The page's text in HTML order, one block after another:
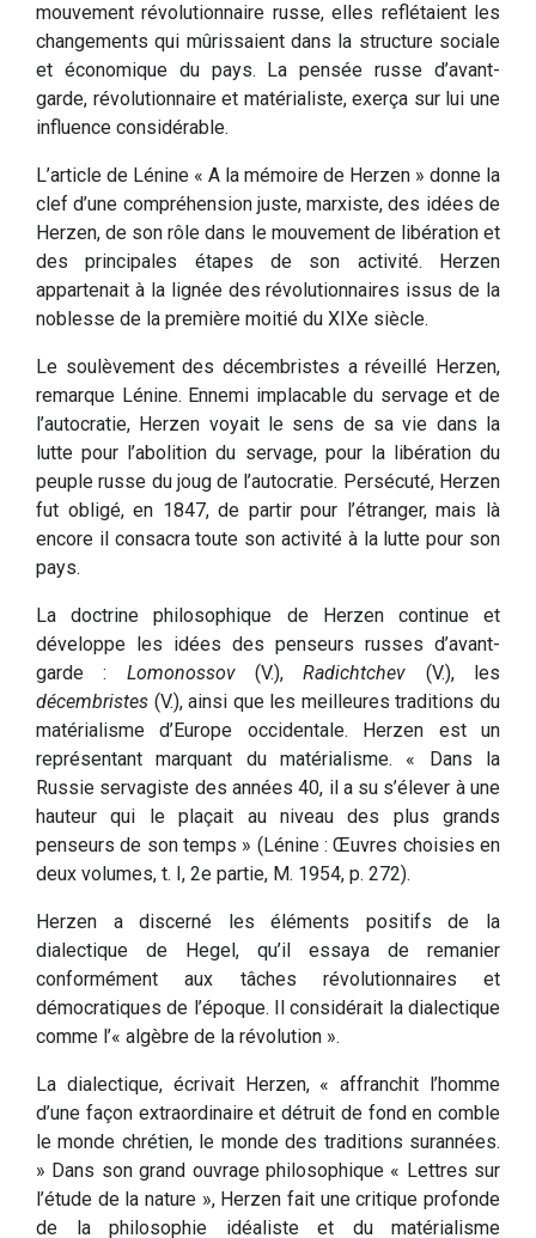
mouvement révolutionnaire russe, elles reflétaient les
changements qui mûrissaient dans la structure sociale
et économique du pays. La pensée russe d’avant-
garde, révolutionnaire et matérialiste, exerça sur lui une
influence considérable.
L’article de Lénine « A la mémoire de Herzen » donne la
clef d’une compréhension juste, marxiste, des idées de
Herzen, de son rôle dans le mouvement de libération et
des principales étapes de son activité. Herzen
appartenait à la lignée des révolutionnaires issus de la
noblesse de la première moitié du XIXe siècle.
Le soulèvement des décembristes a réveillé Herzen,
remarque Lénine. Ennemi implacable du servage et de
l’autocratie, Herzen voyait le sens de sa vie dans la
lutte pour l’abolition du servage, pour la libération du
peuple russe du joug de l’autocratie. Persécuté, Herzen
fut obligé, en 1847, de partir pour l’étranger, mais là
encore il consacra toute son activité à la lutte pour son
pays.
La doctrine philosophique de Herzen continue et
développe les idées des penseurs russes d’avant-
garde : Lomonossov(V.),Radichtchev (V.), les
décembristes (V.), ainsi que les meilleures traditions du
matérialisme d’Europe occidentale. Herzen est un
représentant marquant du matérialisme. « Dans la
Russie servagiste des années 40, il a su s’élever à une
hauteur qui le plaçait au niveau des plus grands
penseurs de son temps » (Lénine : Œuvres choisies en
deux volumes, t. I, 2e partie, M. 1954, p. 272).
Herzen a discerné les éléments positifs de la
dialectique de Hegel, qu’il essaya de remanier
conformément aux tâches révolutionnaires et
démocratiques de l’époque. Il considérait la dialectique
comme l’« algèbre de la révolution ».
La dialectique, écrivait Herzen, « affranchit l’homme
d’une façon extraordinaire et détruit de fond en comble
le monde chrétien, le monde des traditions surannées.
» Dans son grand ouvrage philosophique « Lettres sur
l’étude de la nature », Herzen fait une critique profonde
de la philosophie idéaliste et du matérialisme